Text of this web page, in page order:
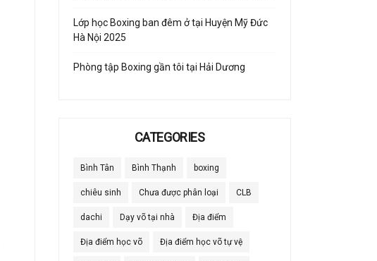
Lớp học Boxing ban đêm ở tại Huyện Mỹ Đức
Hà Nội 2025
Phòng tập Boxing gần tôi tại Hải Dương
CATEGORIES
Bình Tân Bình Thạnh boxing
chiêu sinh Chưa được phân loại CLB
dachi Dạy võ tại nhà Địa điểm
Địa điểm học võ Địa điểm học võ tự vệ